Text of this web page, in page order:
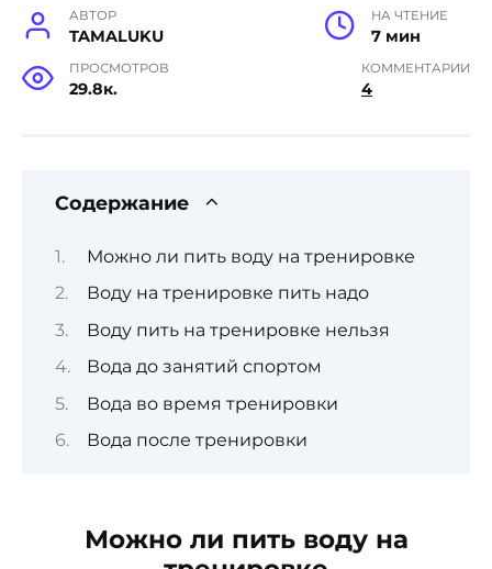
АВТОР
TAMALUKU
НА ЧТЕНИЕ
7 мин
ПРОСМОТРОВ
29.8к.
КОММЕНТАРИИ
4
Содержание
Можно ли пить воду на тренировке
Воду на тренировке пить надо
Воду пить на тренировке нельзя
Вода до занятий спортом
Вода во время тренировки
Вода после тренировки
Можно ли пить воду на